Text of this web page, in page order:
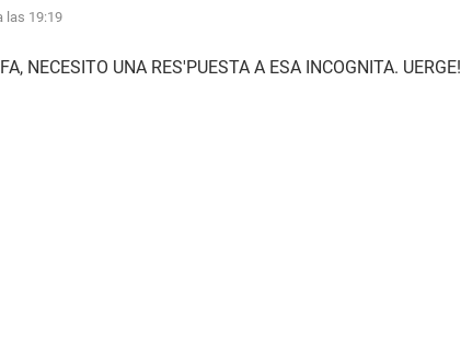
las 19:19
NECESITO UNA RES'PUESTA A ESA INCOGNITA. UERGE!